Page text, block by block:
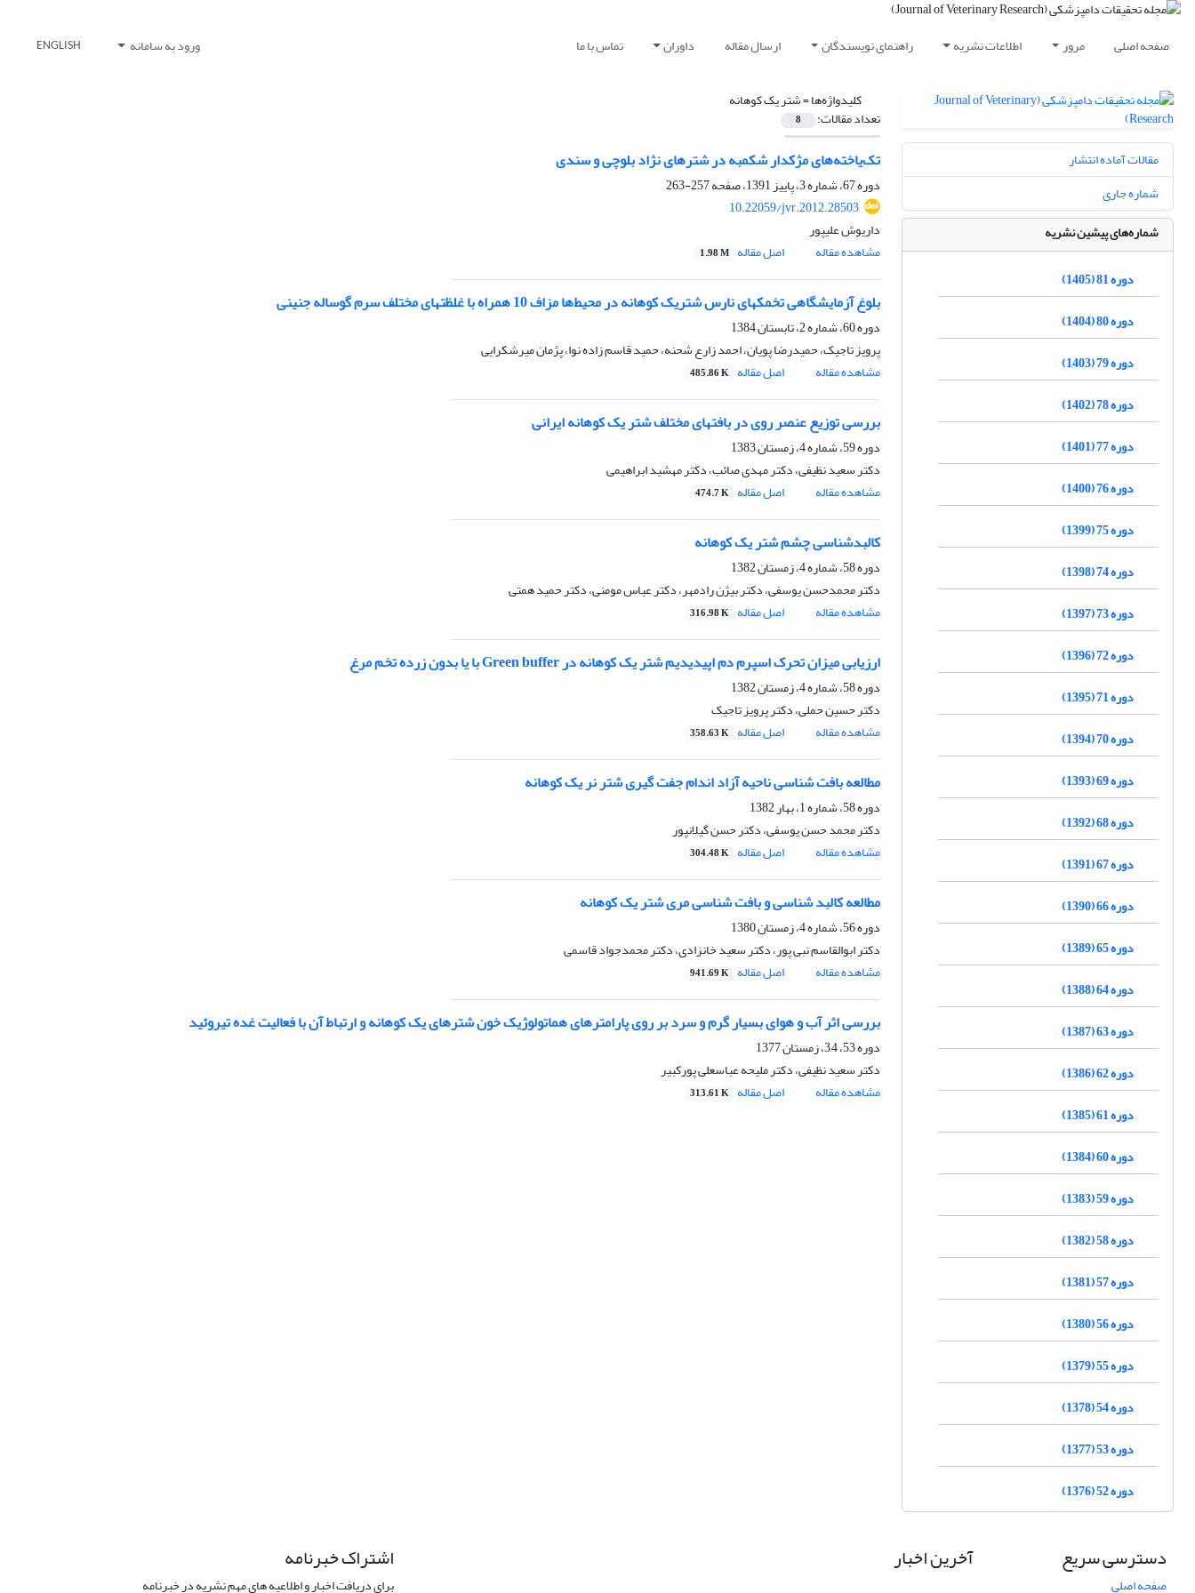
صفحه اصلی مرور اطلاعات نشریه راهنمای نویسندگان ارسال مقاله داوران تماس با ما ورود به سامانه ENGLISH
کلیدواژه‌ها =شتر یک کوهانه
تعداد مقالات: 8
تک‌یاخته‌های مژکدار شکمبه در شترهای نژاد بلوچی و سندی
دوره 67، شماره 3، پاییز 1391، صفحه
257-263
10.22059/jvr.2012.28503
داریوش علیپور
مشاهده مقاله
اصل مقاله 1.98 M
بلوغ آزمایشگاهی تخمکهای نارس شتریک کوهانه در محیط‌ها مزاف 10 همراه با غلظتهای مختلف سرم گوساله جنینی
دوره 60، شماره 2، تابستان 1384
پرویز تاجیک، حمیدرضا پویان، احمد زارع شحنه، حمید قاسم زاده نوا، پژمان میرشکرایی
مشاهده مقاله
اصل مقاله 485.86 K
بررسی توزیع عنصر روی در بافتهای مختلف شتر یک کوهانه ایرانی
دوره 59، شماره 4، زمستان 1383
دکتر سعید نظیفی، دکتر مهدی صائب، دکتر مهشید ابراهیمی
مشاهده مقاله
اصل مقاله 474.7 K
کالبدشناسی چشم شتر یک کوهانه
دوره 58، شماره 4، زمستان 1382
دکتر محمدحسن یوسفی، دکتر بیژن رادمهر، دکتر عباس مومنی، دکتر حمید همتی
مشاهده مقاله
اصل مقاله 316.98 K
ارزیابی میزان تحرک اسپرم دم اپیدیدیم شتر یک کوهانه در Green buffer با یا بدون زرده تخم مرغ
دوره 58، شماره 4، زمستان 1382
دکتر حسین حملی، دکتر پرویز تاجیک
مشاهده مقاله
اصل مقاله 358.63 K
مطالعه بافت شناسی ناحیه آزاد اندام جفت گیری شتر نر یک کوهانه
دوره 58، شماره 1، بهار 1382
دکتر محمد حسن یوسفی، دکتر حسن گیلانپور
مشاهده مقاله
اصل مقاله 304.48 K
مطالعه کالبد شناسی و بافت شناسی مری شتر یک کوهانه
دوره 56، شماره 4، زمستان 1380
دکتر ابوالقاسم نبی پور، دکتر سعید خانزادی، دکتر محمدجواد قاسمی
مشاهده مقاله
اصل مقاله 941.69 K
بررسی اثر آب و هوای بسیار گرم و سرد بر روی پارامترهای هماتولوژیک خون شترهای یک کوهانه و ارتباط آن با فعالیت غده تیروئید
دوره 53، 3,4، زمستان 1377
دکتر سعید نظیفی، دکتر ملیحه عباسعلی پورکبیر
مشاهده مقاله
اصل مقاله 313.61 K
مقالات آماده انتشار
شماره جاری
شماره‌های پیشین نشریه
دوره 81 (1405)
دوره 80 (1404)
دوره 79 (1403)
دوره 78 (1402)
دوره 77 (1401)
دوره 76 (1400)
دوره 75 (1399)
دوره 74 (1398)
دوره 73 (1397)
دوره 72 (1396)
دوره 71 (1395)
دوره 70 (1394)
دوره 69 (1393)
دوره 68 (1392)
دوره 67 (1391)
دوره 66 (1390)
دوره 65 (1389)
دوره 64 (1388)
دوره 63 (1387)
دوره 62 (1386)
دوره 61 (1385)
دوره 60 (1384)
دوره 59 (1383)
دوره 58 (1382)
دوره 57 (1381)
دوره 56 (1380)
دوره 55 (1379)
دوره 54 (1378)
دوره 53 (1377)
دوره 52 (1376)
دسترسی سریع
صفحه اصلی
آخرین اخبار اشتراک خبرنامه
برای دریافت اخبار و اطلاعیه های مهم نشریه در خبرنامه